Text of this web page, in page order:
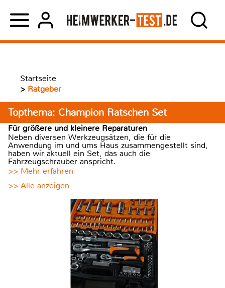
Startseite
> Ratgeber
Topthema: Champion Ratschen Set
Für größere und kleinere Reparaturen
Neben diversen Werkzeugsätzen, die für die
Anwendung im und ums Haus zusammengestellt sind,
haben wir aktuell ein Set, das auch die
Fahrzeugschrauber anspricht.
>> Mehr erfahren
>> Alle anzeigen